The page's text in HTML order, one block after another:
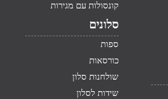
קונסולות עם מגירות
סלונים
ספות
כורסאות
שולחנות סלון
שידות לסלון